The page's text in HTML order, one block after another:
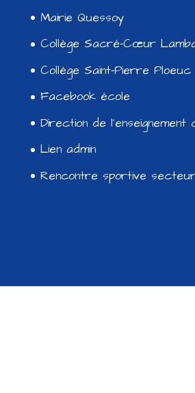
Mairie Quessoy
Collège Sacré-Cœur
Collège Saint-Pierre Ploeuc
Facebook école
Direction de l’enseignement
Lien admin
Rencontre sportive